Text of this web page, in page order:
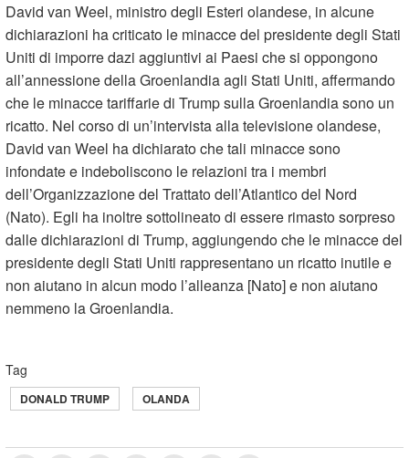
David van Weel, ministro degli Esteri olandese, in alcune
dichiarazioni ha criticato le minacce del presidente degli Stati
Uniti di imporre dazi aggiuntivi ai Paesi che si oppongono
all’annessione della Groenlandia agli Stati Uniti, affermando
che le minacce tariffarie di Trump sulla Groenlandia sono un
ricatto. Nel corso di un’intervista alla televisione olandese,
David van Weel ha dichiarato che tali minacce sono
infondate e indeboliscono le relazioni tra i membri
dell’Organizzazione del Trattato dell’Atlantico del Nord
(Nato). Egli ha inoltre sottolineato di essere rimasto sorpreso
dalle dichiarazioni di Trump, aggiungendo che le minacce del
presidente degli Stati Uniti rappresentano un ricatto inutile e
non aiutano in alcun modo l’alleanza [Nato] e non aiutano
nemmeno la Groenlandia.
Tag
DONALD TRUMP OLANDA